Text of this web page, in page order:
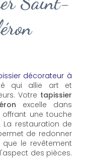
décorateur à
qui allie art et
Votre tapissier
excelle dans
une touche
restauration de
de redonner
le revêtement
des pièces.